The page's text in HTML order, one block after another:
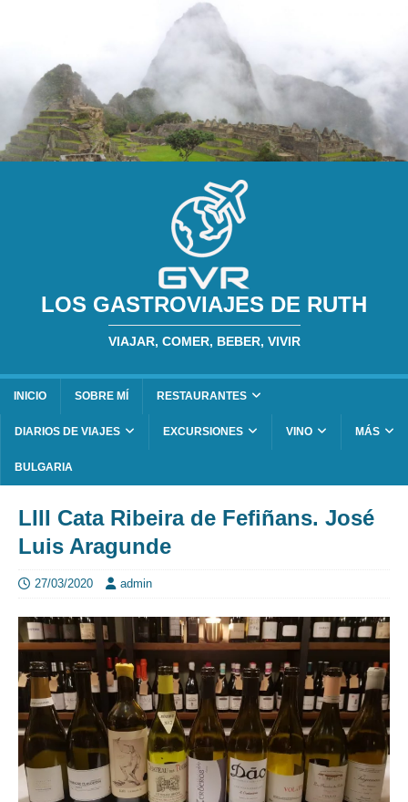
LOS GASTROVIAJES DE RUTH
VIAJAR, COMER, BEBER, VIVIR
INICIO SOBRE MÍ RESTAURANTES
DIARIOS DE VIAJES EXCURSIONES VINO MÁS
BULGARIA
LIII Cata Ribeira de Fefiñans. José
Luis Aragunde
27/03/2020 admin